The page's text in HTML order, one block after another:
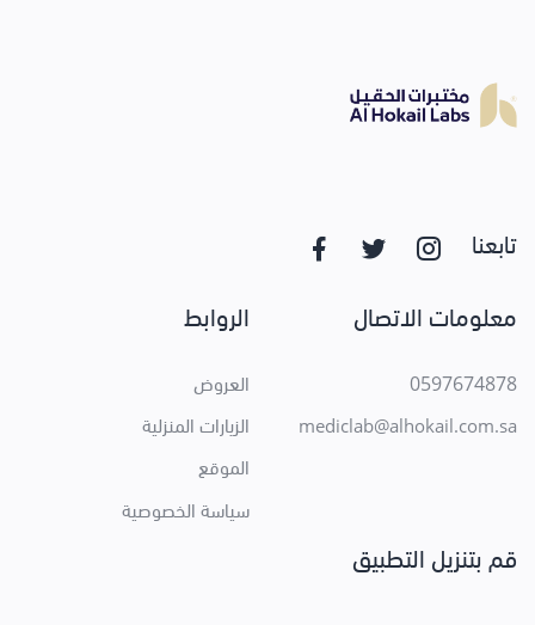
تابعنا
معلومات الاتصال
0597674878
mediclab@alhokail.com.sa
الروابط
العروض
الزيارات المنزلية
الموقع
سياسة الخصوصية
قم بتنزيل التطبيق